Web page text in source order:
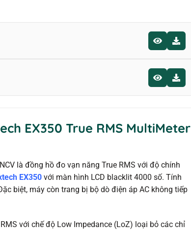
EX350 True RMS MultiMeter
là đồng hồ đo vạn năng True RMS với độ chính
EX350 với màn hình LCD blacklit 4000 số. Tính
biệt, máy còn trang bị bộ dò điện áp AC không tiếp
với chế độ Low Impedance (LoZ) loại bỏ các chỉ